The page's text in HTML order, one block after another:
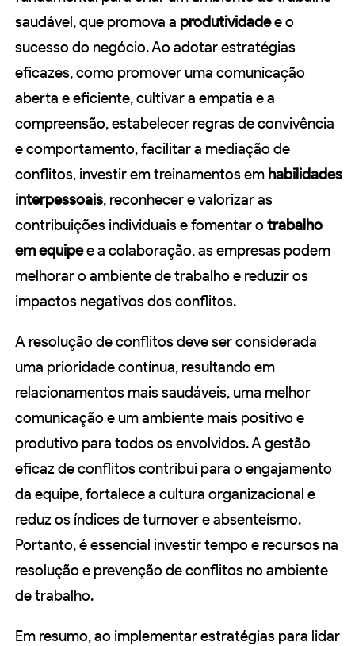
saudável, que promova a produtividadee o
sucesso do negócio. Ao adotar estratégias
eficazes, como promover uma comunicação
aberta e eficiente, cultivar a empatia e a
compreensão, estabelecer regras de convivência
e comportamento, facilitar a mediação de
conflitos, investir em treinamentos em habilidades
interpessoais, reconhecer e valorizar as
contribuições individuais e fomentar o trabalho
em equipee a colaboração, as empresas podem
melhorar o ambiente de trabalho e reduzir os
impactos negativos dos conflitos.
A resolução de conflitos deve ser considerada
uma prioridade contínua, resultando em
relacionamentos mais saudáveis, uma melhor
comunicação e um ambiente mais positivo e
produtivo para todos os envolvidos. A gestão
eficaz de conflitos contribui para o engajamento
da equipe, fortalece a cultura organizacional e
reduz os índices de turnover e absenteísmo.
Portanto, é essencial investir tempo e recursos na
resolução e prevenção de conflitos no ambiente
de trabalho.
Em resumo, ao implementar estratégias para lidar